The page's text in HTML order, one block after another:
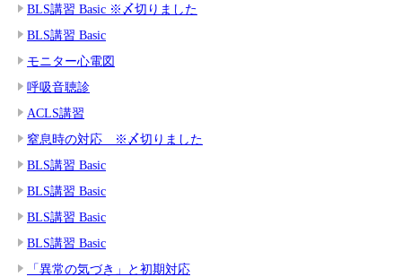
BLS講習 Basic ※〆切りました
BLS講習 Basic
モニター心電図
呼吸音聴診
ACLS講習
窒息時の対応 ※〆切りました
BLS講習 Basic
BLS講習 Basic
BLS講習 Basic
BLS講習 Basic
「異常の気づき」と初期対応